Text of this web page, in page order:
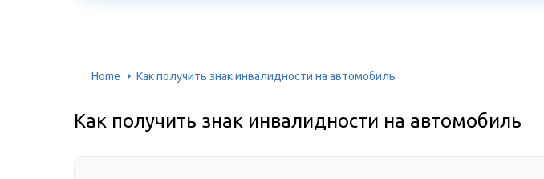
Home Как получить знак инвалидности на автомобиль
Как получить знак инвалидности на автомобиль